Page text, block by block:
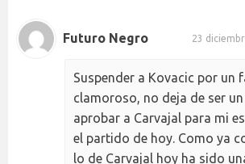
Futuro Negro 23
Suspender a Kovacic por un
clamoroso, no deja de ser
aprobar a Carvajal para mi
el partido de hoy. Como ya
lo de Carvajal hoy ha sido